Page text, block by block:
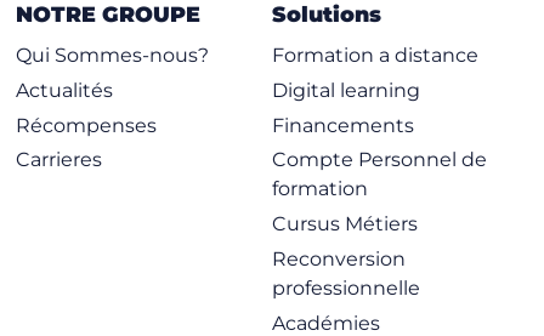
NOTRE GROUPE
Qui Sommes-nous?
Actualités
Récompenses
Carrieres
Solutions
Formation a distance
Digital learning
Financements
Compte Personnel de
formation
Cursus Métiers
Reconversion
professionnelle
Académies